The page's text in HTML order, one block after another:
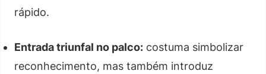
rápido.
Entrada triunfal no palco: costuma simbolizar
reconhecimento, mas também introduz